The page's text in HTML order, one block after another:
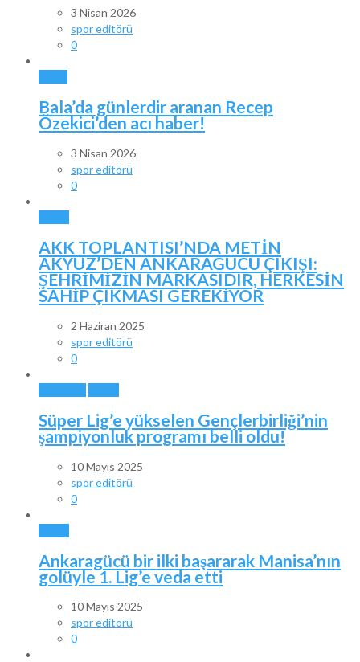
3 Nisan 2026
spor editörü
0
Bala’da günlerdir aranan Recep
Özekici’den acı haber!
3 Nisan 2026
spor editörü
0
AKK TOPLANTISI’NDA METİN
AKYÜZ’DEN ANKARAGÜCÜ ÇIKIŞI:
ŞEHRİMİZİN MARKASIDIR, HERKESİN
SAHİP ÇIKMASI GEREKİYOR
2 Haziran 2025
spor editörü
0
Süper Lig’e yükselen Gençlerbirliği’nin
şampiyonluk programı belli oldu!
10 Mayıs 2025
spor editörü
0
Ankaragücü bir ilki başararak Manisa’nın
golüyle 1. Lig’e veda etti
10 Mayıs 2025
spor editörü
0